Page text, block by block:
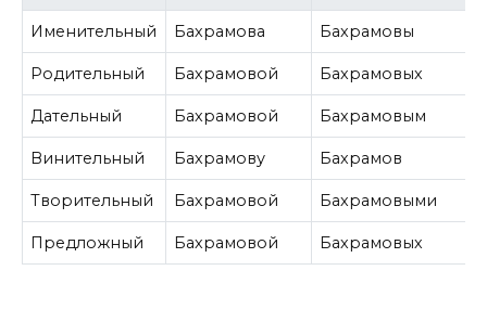
Именительный Бахрамова Бахрамовы
Родительный Бахрамовой Бахрамовых
Дательный Бахрамовой Бахрамовым
Винительный Бахрамову Бахрамов
Творительный Бахрамовой Бахрамовыми
Предложный Бахрамовой Бахрамовых